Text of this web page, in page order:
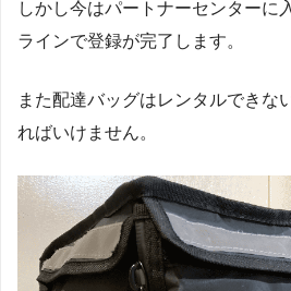
しかし今はパートナーセンターに
ラインで登録が完了します。
また配達バッグはレンタルできな
ればいけません。